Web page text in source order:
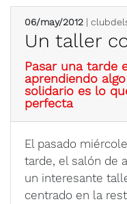
06/may/2012 |
Un taller
Pasar una tarde
aprendiendo
solidario es lo
perfecta
El pasado
tarde, el salón de
un interesante
centrado en la